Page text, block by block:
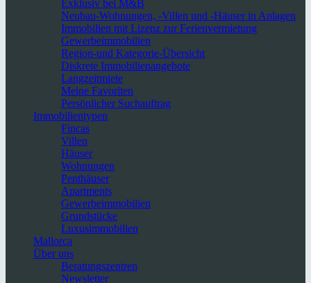
Exklusiv bei M&B
Neubau-Wohnungen, -Villen und -Häuser in Anlagen
Immobilien mit Lizenz zur Ferienvermietung
Gewerbeimmobilien
Region-und Kategorie-Übersicht
Diskrete Immobilienangebote
Langzeitmiete
Meine Favoriten
Persönlicher Suchauftrag
Immobilientypen
Fincas
Villen
Häuser
Wohnungen
Penthäuser
Apartments
Gewerbeimmobilien
Grundstücke
Luxusimmobilien
Mallorca
Über uns
Beratungszentren
Newsletter